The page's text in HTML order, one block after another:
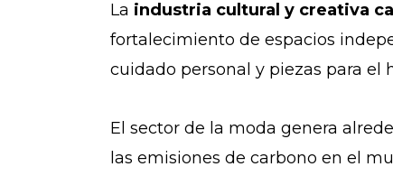
La industria cultural y creativa
fortalecimiento de espacios
cuidado personal y piezas para el
El sector de la moda genera
las emisiones de carbono en el